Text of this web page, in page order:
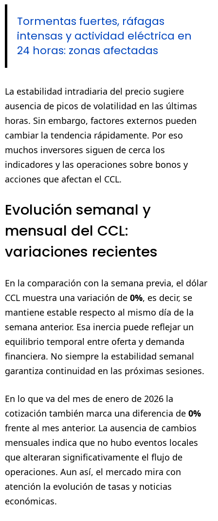
Tormentas fuertes, ráfagas
intensas y actividad eléctrica en
24 horas: zonas afectadas
La estabilidad intradiaria del precio sugiere
ausencia de picos de volatilidad en las últimas
horas. Sin embargo, factores externos pueden
cambiar la tendencia rápidamente. Por eso
muchos inversores siguen de cerca los
indicadores y las operaciones sobre bonos y
acciones que afectan el CCL.
Evolución semanal y
mensual del CCL:
variaciones recientes
En la comparación con la semana previa, el dólar
CCL muestra una variación de 0%, es decir, se
mantiene estable respecto al mismo día de la
semana anterior. Esa inercia puede reflejar un
equilibrio temporal entre oferta y demanda
financiera. No siempre la estabilidad semanal
garantiza continuidad en las próximas sesiones.
En lo que va del mes de enero de 2026 la
cotización también marca una diferencia de 0%
frente al mes anterior. La ausencia de cambios
mensuales indica que no hubo eventos locales
que alteraran significativamente el flujo de
operaciones. Aun así, el mercado mira con
atención la evolución de tasas y noticias
económicas.